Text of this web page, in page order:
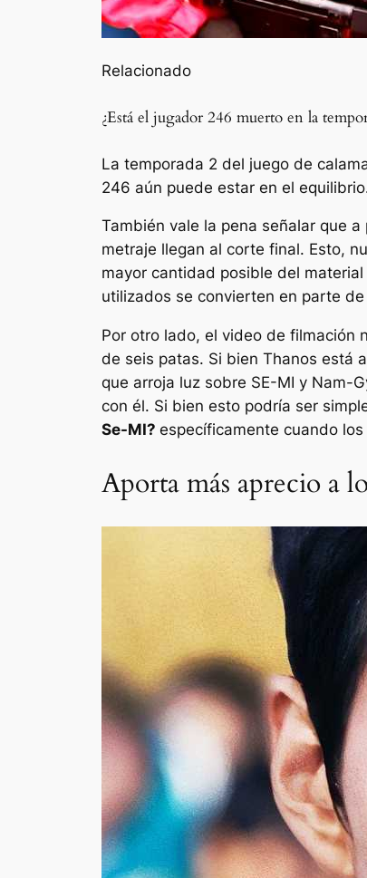
Relacionado
¿Está el jugador 246 muerto en la
La temporada 2 del juego de
246 aún puede estar en el
También vale la pena señalar que
metraje llegan al corte final. Esto,
mayor cantidad posible del
utilizados se convierten en parte
Por otro lado, el video de filmación
de seis patas. Si bien Thanos está
que arroja luz sobre SE-MI y Nam-
con él. Si bien esto podría ser
Se-MI? específicamente cuando los
Aporta más aprecio a